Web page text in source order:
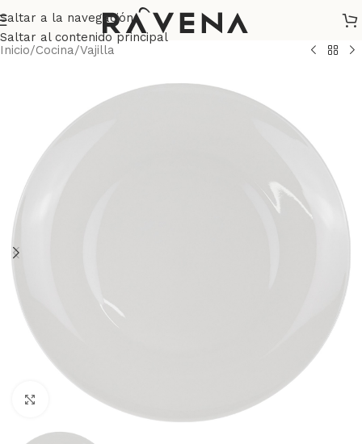
Saltar a la navegación
Saltar al contenido principal
Inicio/Cocina/Vajilla
Haga clic para ampliar